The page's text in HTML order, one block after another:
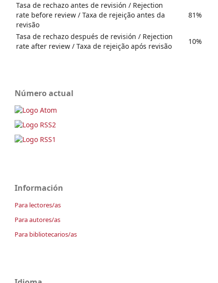
Tasa de rechazo antes de revisión / Rejection
rate before review / Taxa de rejeição antes da
revisão
81%
Tasa de rechazo después de revisión / Rejection
rate after review / Taxa de rejeição após revisão
10%
Número actual
Información
Para lectores/as
Para autores/as
Para bibliotecarios/as